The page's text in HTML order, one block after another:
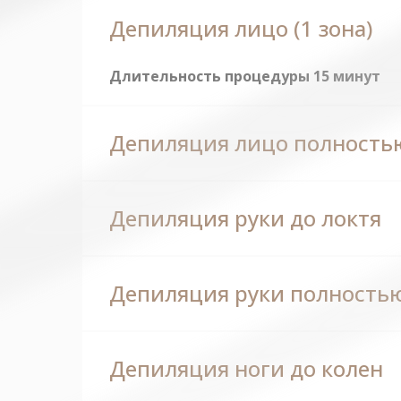
Депиляция лицо (1 зона)
Длительность процедуры 15 минут
Депиляция лицо
Депиляция руки до локтя
Депиляция руки
Депиляция ноги до колен